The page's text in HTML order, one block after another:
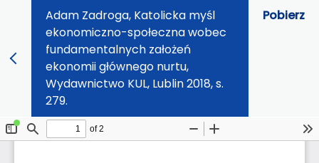
Adam Zadroga, Katolicka myśl
ekonomiczno-społeczna wobec
fundamentalnych założeń
ekonomii głównego nurtu,
Wydawnictwo KUL, Lublin 2018, s.
279.
Pobierz